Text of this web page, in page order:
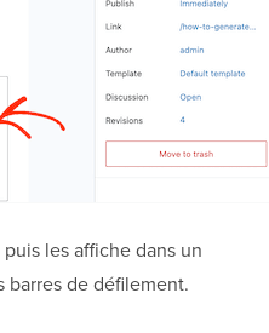
les affiche dans un
barres de défilement.